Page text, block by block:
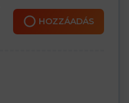
HOZZÁADÁS